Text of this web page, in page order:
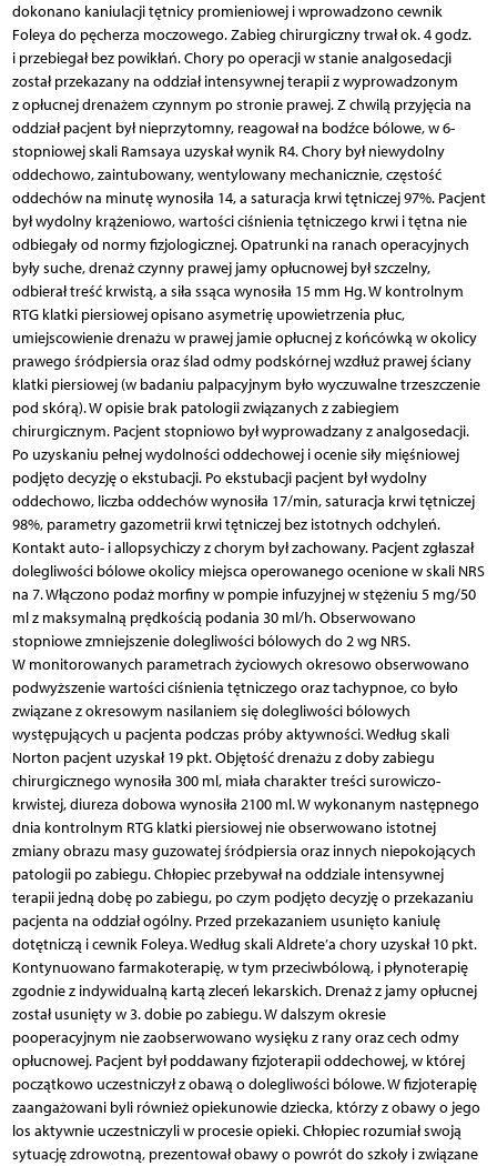
dokonano kaniulacji tętnicy promieniowej i wprowadzono cewnik
Foleya do pęcherza moczowego. Zabieg chirurgiczny trwał ok. 4 godz.
i przebiegał bez powikłań. Chory po operacji w stanie analgosedacji
został przekazany na oddział intensywnej terapii z wyprowadzonym
z opłucnej drenażem czynnym po stronie prawej. Z chwilą przyjęcia na
oddział pacjent był nieprzytomny, reagował na bodźce bólowe, w 6-
stopniowej skali Ramsaya uzyskał wynik R4. Chory był niewydolny
oddechowo, zaintubowany, wentylowany mechanicznie, częstość
oddechów na minutę wynosiła 14, a saturacja krwi tętniczej 97%. Pacjent
był wydolny krążeniowo, wartości ciśnienia tętniczego krwi i tętna nie
odbiegały od normy fizjologicznej. Opatrunki na ranach operacyjnych
były suche, drenaż czynny prawej jamy opłucnowej był szczelny,
odbierał treść krwistą, a siła ssąca wynosiła 15 mm Hg. W kontrolnym
RTG klatki piersiowej opisano asymetrię upowietrzenia płuc,
umiejscowienie drenażu w prawej jamie opłucnej z końcówką w okolicy
prawego śródpiersia oraz ślad odmy podskórnej wzdłuż prawej ściany
klatki piersiowej (w badaniu palpacyjnym było wyczuwalne trzeszczenie
pod skórą). W opisie brak patologii związanych z zabiegiem
chirurgicznym. Pacjent stopniowo był wyprowadzany z analgosedacji.
Po uzyskaniu pełnej wydolności oddechowej i ocenie siły mięśniowej
podjęto decyzję o ekstubacji. Po ekstubacji pacjent był wydolny
oddechowo, liczba oddechów wynosiła 17/min, saturacja krwi tętniczej
98%, parametry gazometrii krwi tętniczej bez istotnych odchyleń.
Kontakt auto- i allopsychiczy z chorym był zachowany. Pacjent zgłaszał
dolegliwości bólowe okolicy miejsca operowanego ocenione w skali NRS
na 7. Włączono podaż morfiny w pompie infuzyjnej w stężeniu 5 mg/50
ml z maksymalną prędkością podania 30 ml/h. Obserwowano
stopniowe zmniejszenie dolegliwości bólowych do 2 wg NRS.
W monitorowanych parametrach życiowych okresowo obserwowano
podwyższenie wartości ciśnienia tętniczego oraz tachypnoe, co było
związane z okresowym nasilaniem się dolegliwości bólowych
występujących u pacjenta podczas próby aktywności. Według skali
Norton pacjent uzyskał 19 pkt. Objętość drenażu z doby zabiegu
chirurgicznego wynosiła 300 ml, miała charakter treści surowiczo-
krwistej, diureza dobowa wynosiła 2100 ml. W wykonanym następnego
dnia kontrolnym RTG klatki piersiowej nie obserwowano istotnej
zmiany obrazu masy guzowatej śródpiersia oraz innych niepokojących
patologii po zabiegu. Chłopiec przebywał na oddziale intensywnej
terapii jedną dobę po zabiegu, po czym podjęto decyzję o przekazaniu
pacjenta na oddział ogólny. Przed przekazaniem usunięto kaniulę
dotętniczą i cewnik Foleya. Według skali Aldrete’a chory uzyskał 10 pkt.
Kontynuowano farmakoterapię, w tym przeciwbólową, i płynoterapię
zgodnie z indywidualną kartą zleceń lekarskich. Drenaż z jamy opłucnej
został usunięty w 3. dobie po zabiegu. W dalszym okresie
pooperacyjnym nie zaobserwowano wysięku z rany oraz cech odmy
opłucnowej. Pacjent był poddawany fizjoterapii oddechowej, w której
początkowo uczestniczył z obawą o dolegliwości bólowe. W fizjoterapię
zaangażowani byli również opiekunowie dziecka, którzy z obawy o jego
los aktywnie uczestniczyli w procesie opieki. Chłopiec rozumiał swoją
sytuację zdrowotną, prezentował obawy o powrót do szkoły i związane